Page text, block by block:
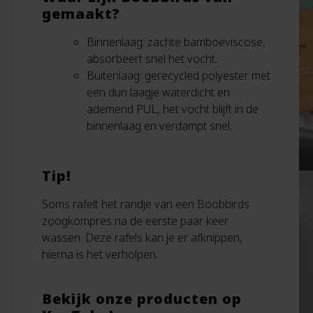
gemaakt?
Binnenlaag: zachte bamboeviscose,
absorbeert snel het vocht.
Buitenlaag: gerecycled polyester met
een dun laagje waterdicht en
ademend PUL, het vocht blijft in de
binnenlaag en verdampt snel.
Tip!
Soms rafelt het randje van een Boobbirds
zoogkompres na de eerste paar keer
wassen. Deze rafels kan je er afknippen,
hierna is het verholpen.
Bekijk onze producten op